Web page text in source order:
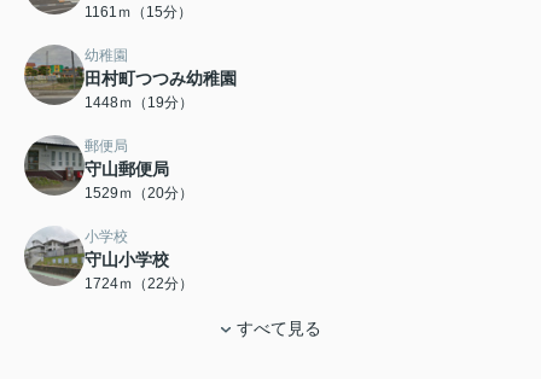
1161ｍ（15分）
幼稚園
田村町つつみ幼稚園
1448ｍ（19分）
郵便局
守山郵便局
1529ｍ（20分）
小学校
守山小学校
1724ｍ（22分）
すべて見る